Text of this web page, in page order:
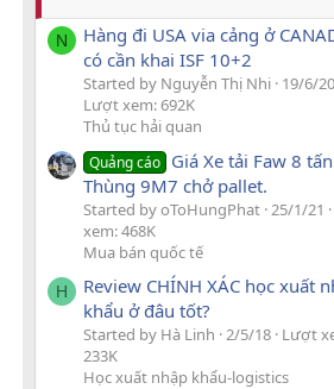
N
Hàng đi USA via cảng ở
có cần khai ISF 10+2
Started by Nguyễn Thị Nhi 19/6/20
Lượt xem: 692K
Thủ tục hải quan
Quảng cáo Giá Xe tải Faw 8 tấn
Thùng 9M7 chở pallet.
Started by oToHungPhat 25/1/21
xem: 468K
Mua bán quốc tế
H
Review CHÍNH XÁC học xuất
khẩu ở đâu tốt?
Started by Hà Linh 2/5/18 Lượt
233K
Học xuất nhập khẩu-logistics